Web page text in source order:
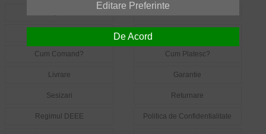
Intrebari Frecvente LED
Cum Comand? Cum Platesc?
Livrare Garantie
Sesizari Returnare
Regimul DEEE Politica de Confidentialitate
Editare Preferinte
De Acord